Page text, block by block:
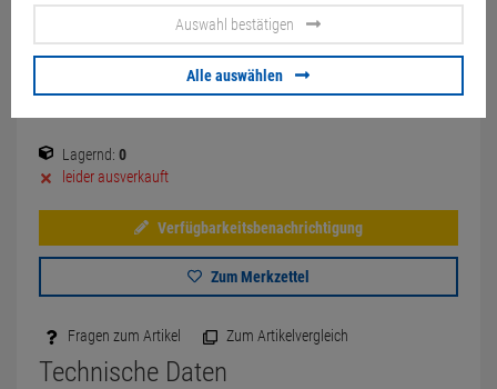
13.90 €
Lagernd: 0
leider ausverkauft
Verfügbarkeitsbenachrichtigung
Zum Merkzettel
Fragen zum Artikel Zum Artikelvergleich
Technische Daten
Auswahl bestätigen
Alle auswählen